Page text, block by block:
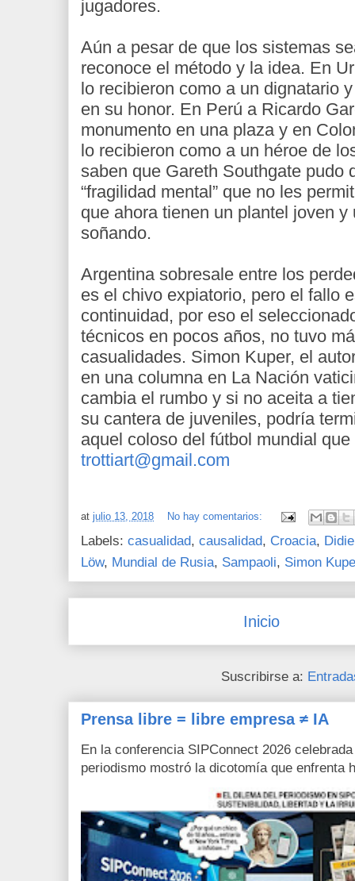
jugadores.
Aún a pesar de que los sistemas
reconoce el método y la idea. En
lo recibieron como a un dignatario
en su honor. En Perú a Ricardo
monumento en una plaza y en
lo recibieron como a un héroe de
saben que Gareth Southgate pudo
“fragilidad mental” que no les
que ahora tienen un plantel joven y
soñando.
Argentina sobresale entre los
es el chivo expiatorio, pero el fallo
continuidad, por eso el
técnicos en pocos años, no tuvo
casualidades. Simon Kuper, el
en una columna en La Nación
cambia el rumbo y si no aceita a
su cantera de juveniles, podría
aquel coloso del fútbol mundial
trottiart@gmail.com
at julio 13, 2018 No hay comentarios:
Labels: casualidad, causalidad, Croacia,
Löw, Mundial de Rusia, Sampaoli, Simon
Inicio
Suscribirse a:
Prensa libre = libre empresa ≠ IA
En la conferencia SIPConnect 2026
periodismo mostró la dicotomía que enfrenta